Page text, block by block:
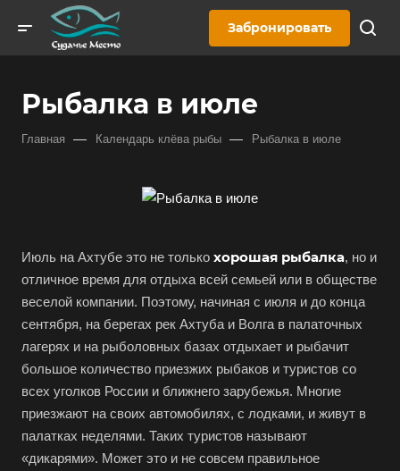
Забронировать
Рыбалка в июле
Главная — Календарь клёва рыбы — Рыбалка в июле
Июль на Ахтубе это не только хорошая рыбалка, но и
отличное время для отдыха всей семьей или в обществе
веселой компании. Поэтому, начиная с июля и до конца
сентября, на берегах рек Ахтуба и Волга в палаточных
лагерях и на рыболовных базах отдыхает и рыбачит
большое количество приезжих рыбаков и туристов со
всех уголков России и ближнего зарубежья. Многие
приезжают на своих автомобилях, с лодками, и живут в
палатках неделями. Таких туристов называют
«дикарями». Может это и не совсем правильное